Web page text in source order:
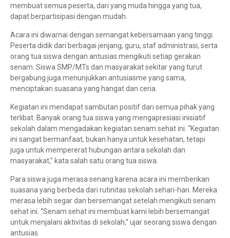
membuat semua peserta, dari yang muda hingga yang tua,
dapat berpartisipasi dengan mudah.
Acara ini diwarnai dengan semangat kebersamaan yang tinggi.
Peserta didik dari berbagai jenjang, guru, staf administrasi, serta
orang tua siswa dengan antusias mengikuti setiap gerakan
senam. Siswa SMP/MTs dan masyarakat sekitar yang turut
bergabung juga menunjukkan antusiasme yang sama,
menciptakan suasana yang hangat dan ceria.
Kegiatan ini mendapat sambutan positif dari semua pihak yang
terlibat. Banyak orang tua siswa yang mengapresiasi inisiatif
sekolah dalam mengadakan kegiatan senam sehat ini. “Kegiatan
ini sangat bermanfaat, bukan hanya untuk kesehatan, tetapi
juga untuk mempererat hubungan antara sekolah dan
masyarakat,” kata salah satu orang tua siswa.
Para siswa juga merasa senang karena acara ini memberikan
suasana yang berbeda dari rutinitas sekolah sehari-hari. Mereka
merasa lebih segar dan bersemangat setelah mengikuti senam
sehat ini. “Senam sehat ini membuat kami lebih bersemangat
untuk menjalani aktivitas di sekolah,” ujar seorang siswa dengan
antusias.